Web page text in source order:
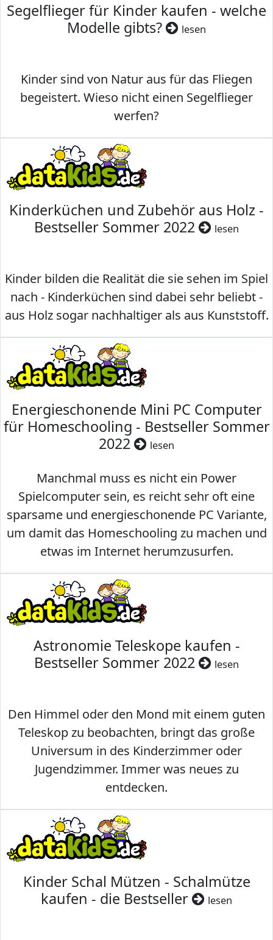
Segelflieger für Kinder kaufen - welche
Modelle gibts?
lesen
Kinder sind von Natur aus für das Fliegen
begeistert. Wieso nicht einen Segelflieger
werfen?
Kinderküchen und Zubehör aus Holz -
Bestseller Sommer 2022
lesen
Kinder bilden die Realität die sie sehen im Spiel
nach - Kinderküchen sind dabei sehr beliebt -
aus Holz sogar nachhaltiger als aus Kunststoff.
Energieschonende Mini PC Computer
für Homeschooling - Bestseller Sommer
2022
lesen
Manchmal muss es nicht ein Power
Spielcomputer sein, es reicht sehr oft eine
sparsame und energieschonende PC Variante,
um damit das Homeschooling zu machen und
etwas im Internet herumzusurfen.
Astronomie Teleskope kaufen -
Bestseller Sommer 2022
lesen
Den Himmel oder den Mond mit einem guten
Teleskop zu beobachten, bringt das große
Universum in des Kinderzimmer oder
Jugendzimmer. Immer was neues zu
entdecken.
Kinder Schal Mützen - Schalmütze
kaufen - die Bestseller
lesen